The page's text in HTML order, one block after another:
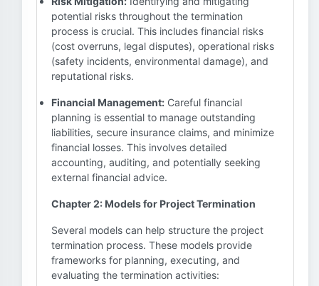
potential risks throughout the termination
process is crucial. This includes financial risks
(cost overruns, legal disputes), operational risks
(safety incidents, environmental damage), and
reputational risks.
Financial Management: Careful financial
planning is essential to manage outstanding
liabilities, secure insurance claims, and minimize
financial losses. This involves detailed
accounting, auditing, and potentially seeking
external financial advice.
Chapter 2: Models for Project Termination
Several models can help structure the project
termination process. These models provide
frameworks for planning, executing, and
evaluating the termination activities: